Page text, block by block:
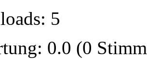
5
0.0 (0